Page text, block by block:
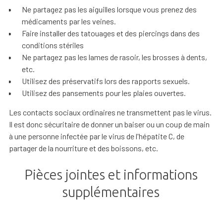
Ne partagez pas les aiguilles lorsque vous prenez des
médicaments par les veines.
Faire installer des tatouages et des piercings dans des
conditions stériles
Ne partagez pas les lames de rasoir, les brosses à dents,
etc.
Utilisez des préservatifs lors des rapports sexuels.
Utilisez des pansements pour les plaies ouvertes.
Les contacts sociaux ordinaires ne transmettent pas le virus.
Il est donc sécuritaire de donner un baiser ou un coup de main
à une personne infectée par le virus de l'hépatite C, de
partager de la nourriture et des boissons, etc.
Pièces jointes et informations
supplémentaires